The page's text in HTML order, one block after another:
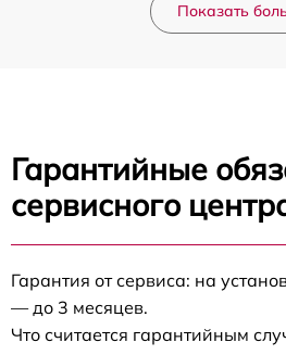
Показать
Гарантийные
сервисного
Гарантия от сервиса: на
— до 3 месяцев.
Что считается гарантийным